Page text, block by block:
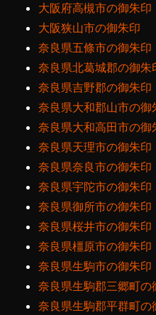
大阪府高槻市の御朱印
大阪狭山市の御朱印
奈良県五條市の御朱印
奈良県北葛城郡の御朱
奈良県吉野郡の御朱印
奈良県大和郡山市の御
奈良県大和高田市の御
奈良県天理市の御朱印
奈良県奈良市の御朱印
奈良県宇陀市の御朱印
奈良県御所市の御朱印
奈良県桜井市の御朱印
奈良県橿原市の御朱印
奈良県生駒市の御朱印
奈良県生駒郡三郷町の
奈良県生駒郡平群町の